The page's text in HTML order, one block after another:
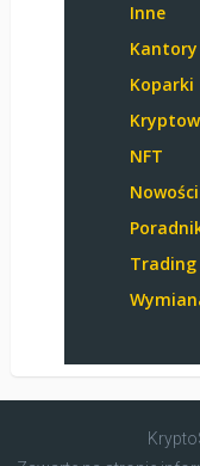
Inne
Kantory
Koparki
NFT
Nowości
Trading